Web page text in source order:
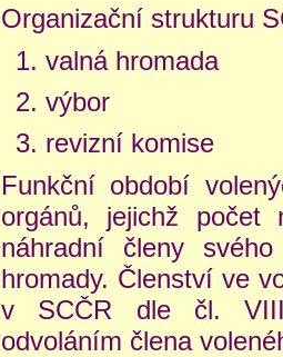
Organizační strukturu
valná hromada
výbor
revizní komise
Funkční období
orgánů, jejichž počet
náhradní členy
hromady. Členství ve
v SCČR dle čl.
odvoláním člena